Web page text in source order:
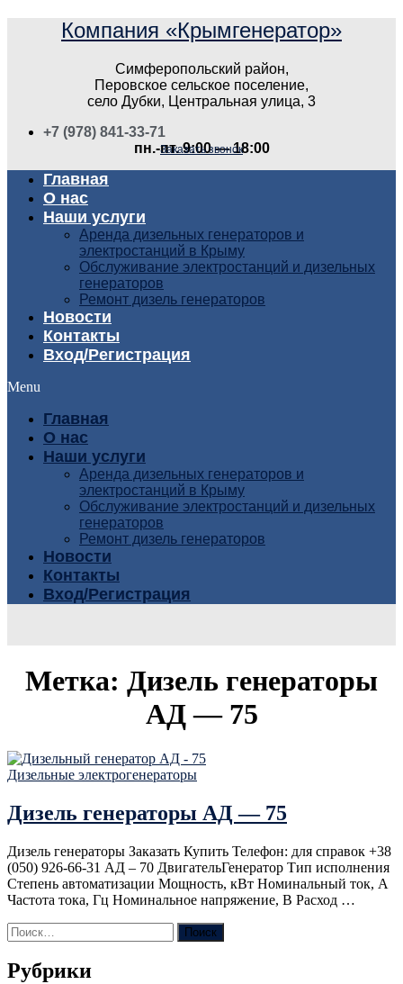
Компания «Крымгенератор»
Симферопольский район,
Перовское сельское поселение,
село Дубки, Центральная улица, 3
+7 (978) 841-33-71
пн.-пт. 9:00 — 18:00
Заказать звонок
Главная
О нас
Наши услуги
Аренда дизельных генераторов и
электростанций в Крыму
Обслуживание электростанций и дизельных
генераторов
Ремонт дизель генераторов
Новости
Контакты
Вход/Регистрация
Menu
Главная
О нас
Наши услуги
Аренда дизельных генераторов и
электростанций в Крыму
Обслуживание электростанций и дизельных
генераторов
Ремонт дизель генераторов
Новости
Контакты
Вход/Регистрация
Метка: Дизель генераторы
АД — 75
Дизельные электрогенераторы
Дизель генераторы АД — 75
Дизель генераторы Заказать Купить Телефон: для справок +38
(050) 926-66-31 АД – 70 ДвигательГенератор Тип исполнения
Степень автоматизации Мощность, кВт Номинальный ток, А
Частота тока, Гц Номинальное напряжение, В Расход …
Найти:
Рубрики